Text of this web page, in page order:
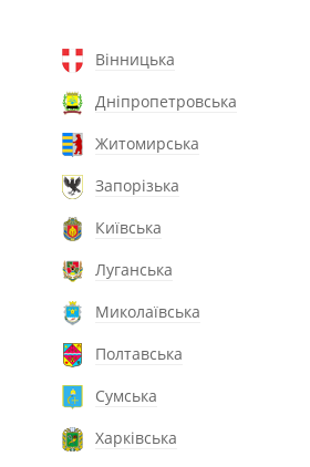
Вінницька
Дніпропетровська
Житомирська
Запорізька
Київська
Луганська
Миколаївська
Полтавська
Сумська
Харківська